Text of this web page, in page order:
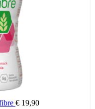
Wenn Sie eine
sprechen Sie bitte mit
ist notwendig bei
Neugeborenen mit
Immunsystem.
€ 19,90